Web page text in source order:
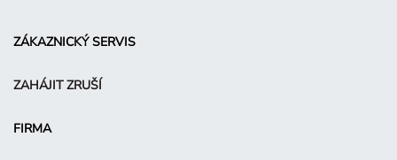
ZÁKAZNICKÝ SERVIS
ZAHÁJIT ZRUŠÍ
FIRMA